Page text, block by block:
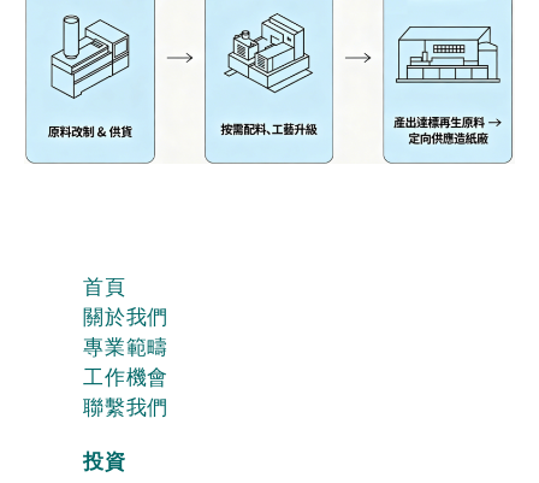
投資
首頁
關於我們
專業範疇
工作機會
聯繫我們